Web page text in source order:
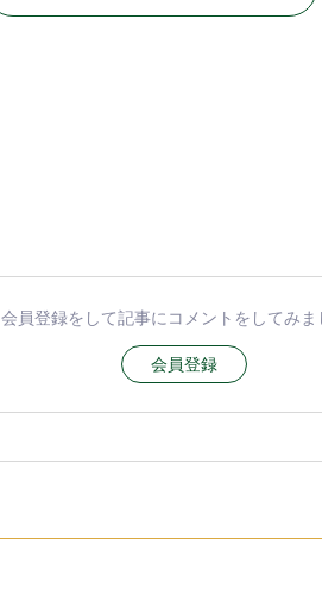
会員登録をして記事にコメントをしてみま
会員登録